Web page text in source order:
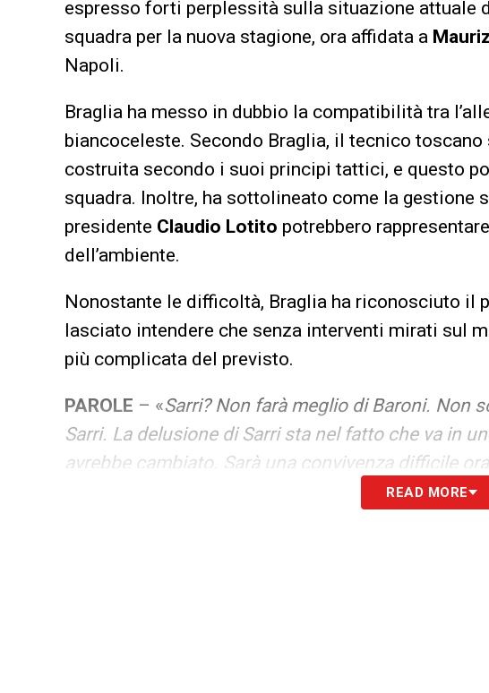
espresso forti perplessità sulla situazione attuale
squadra per la nuova stagione, ora affidata a
Napoli.
Braglia ha messo in dubbio la compatibilità tra
biancoceleste. Secondo Braglia, il tecnico toscano
costruita secondo i suoi principi tattici, e questo
squadra. Inoltre, ha sottolineato come la gestione
presidente Claudio Lotito potrebbero
dell’ambiente.
Nonostante le difficoltà, Braglia ha riconosciuto il
lasciato intendere che senza interventi mirati sul
più complicata del previsto.
PAROLE – «Sarri? Non farà meglio di Baroni. Non
Sarri. La delusione di Sarri sta nel fatto che va in
avrebbe cambiato. Sarà una convivenza difficile
«Non lo so dove potrebbe andare.
READ MORE